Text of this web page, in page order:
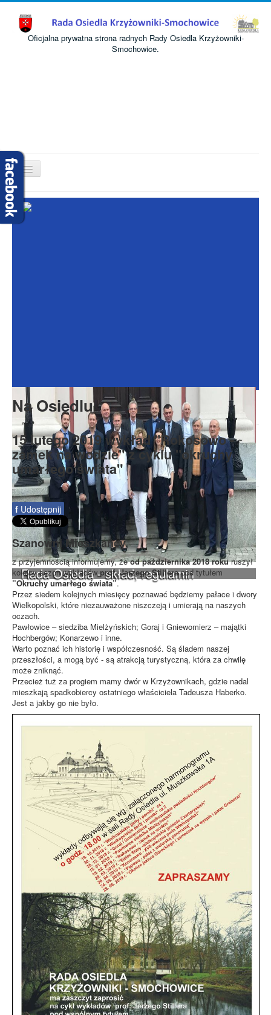
Oficjalna prywatna strona radnych Rady Osiedla Krzyżowniki-
Smochowice.
Przełącz
nawigację
Start
O nas
Rada Seniorów
Rada Osiedla - skład, regulamin
Zapraszamy do skorzystania z Punktu
Nieodpłatnej Pomocy Prawnej.
Na Osiedlu
15 lutego 2019 wykład "Rokosowo -
zamek na wodzie" z cyklu "okruchy
umarłego świata"
f Udostępnij
Szanowni Mieszkańcy,
z przyjemnością informujemy, żeod października 2018 rokuruszył
kolejny sezon wykładówprof. Jerzego Stillerapod tytułem
”Okruchy umarłego świata”.
Przez siedem kolejnych miesięcy poznawać będziemy pałace i dwory
Wielkopolski, które niezauważone niszczeją i umierają na naszych
oczach.
Pawłowice – siedziba Mielżyńskich; Goraj i Gniewomierz – majątki
Hochbergów; Konarzewo i inne.
Warto poznać ich historię i współczesność. Są śladem naszej
przeszłości, a mogą być - są atrakcją turystyczną, która za chwilę
może zniknąć.
Przecież tuż za progiem mamy dwór w Krzyżownikach, gdzie nadal
mieszkają spadkobiercy ostatniego właściciela Tadeusza Haberko.
Jest a jakby go nie było.